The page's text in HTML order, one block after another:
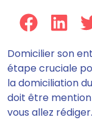
Domicilier son
étape cruciale
la domiciliation
doit être
vous allez rédiger.